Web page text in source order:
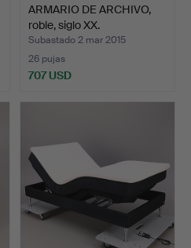
ARMARIO DE ARCHIVO,
roble, siglo XX.
Subastado 2 mar 2015
26 pujas
707 USD